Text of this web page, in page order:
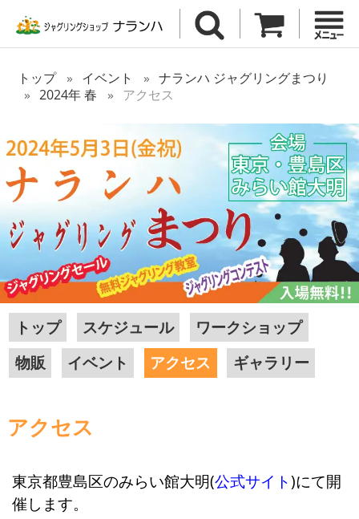
トップ イベント
ナランハ ジャグリングまつり
2024年 春
アクセス
トップ スケジュール
ワークショップ
物販
イベント アクセス ギャラリー
アクセス
東京都豊島区のみらい館大明(公式サイト)にて開
催します。